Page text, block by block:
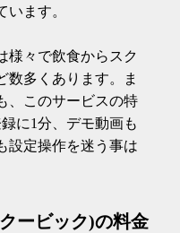
います。
様々で飲食からスク
数多くあります。ま
、このサービスの特
に1分、デモ動画も
設定操作を迷う事は
ービック)の料金